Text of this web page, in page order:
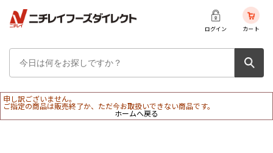
ログイン カート
申し訳ございません。
ご指定の商品は販売終了か、ただ今お取扱いできない商品です。
ホームへ戻る